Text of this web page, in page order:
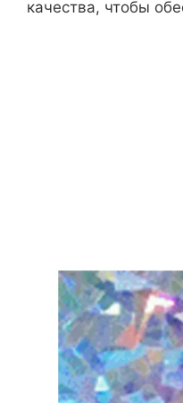
качества, чтобы